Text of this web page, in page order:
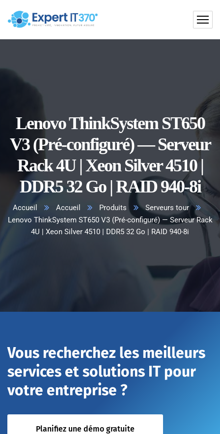
Lenovo ThinkSystem ST650
V3 (Pré-configuré) — Serveur
Rack 4U | Xeon Silver 4510 |
DDR5 32 Go | RAID 940-8i
Accueil Accueil Produits
Serveurs tour
Lenovo ThinkSystem ST650 V3 (Pré-configuré) — Serveur Rack
4U | Xeon Silver 4510 | DDR5 32 Go | RAID 940-8i
Vous recherchez les meilleurs
services et solutions IT pour
votre entreprise ?
Planifiez une démo gratuite